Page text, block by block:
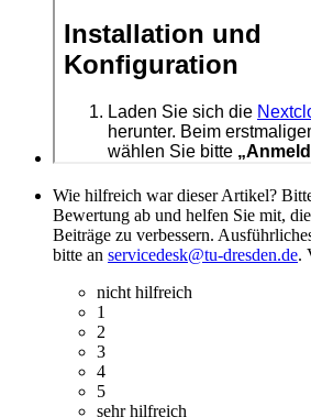
Wie hilfreich war dieser Artikel?
Bewertung ab und helfen Sie mit,
Beiträge zu verbessern.
bitte an servicedesk@tu-dresden.de.
nicht hilfreich
1
2
3
4
5
sehr hilfreich